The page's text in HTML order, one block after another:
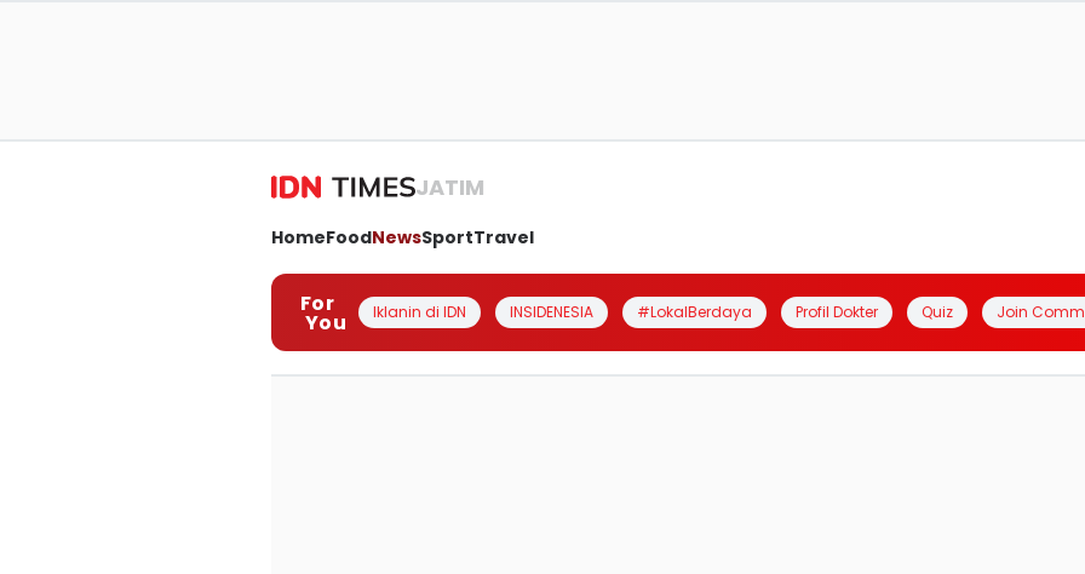
JATIM
HomeFoodNewsSportTravel
For
You Iklanin di IDN INSIDENESIA #LokalBerdaya Profil Dokter Quiz Join